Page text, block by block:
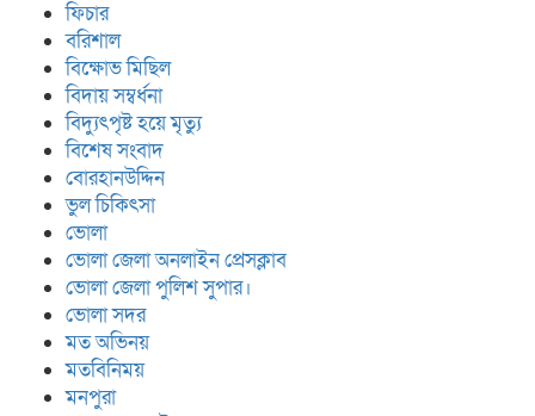
ফিচার
বরিশাল
বিক্ষোভ মিছিল
বিদায় সম্বর্ধনা
বিদ্যুৎপৃষ্ট হয়ে মৃত্যু
বিশেষ সংবাদ
বোরহানউদ্দিন
ভুল চিকিৎসা
ভোলা
ভোলা জেলা অনলাইন প্রেসক্লাব
ভোলা জেলা পুলিশ সুপার।
ভোলা সদর
মত অভিনয়
মতবিনিময়
মনপুরা